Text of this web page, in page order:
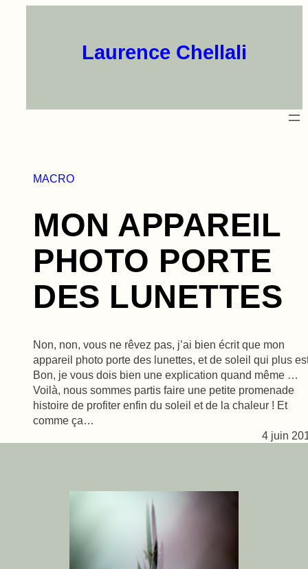
Laurence Chellali
MACRO
MON APPAREIL
PHOTO PORTE
DES LUNETTES
Non, non, vous ne rêvez pas, j’ai bien écrit que mon
appareil photo porte des lunettes, et de soleil qui plus
Bon, je vous dois bien une explication quand même …
Voilà, nous sommes partis faire une petite promenade
histoire de profiter enfin du soleil et de la chaleur ! Et
comme ça…
4 juin